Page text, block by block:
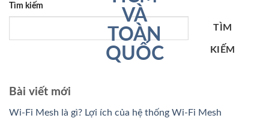
Tìm kiếm
TÌM
KIẾM
Bài viết mới
Wi-Fi Mesh là gì? Lợi ích của hệ thống Wi-Fi Mesh